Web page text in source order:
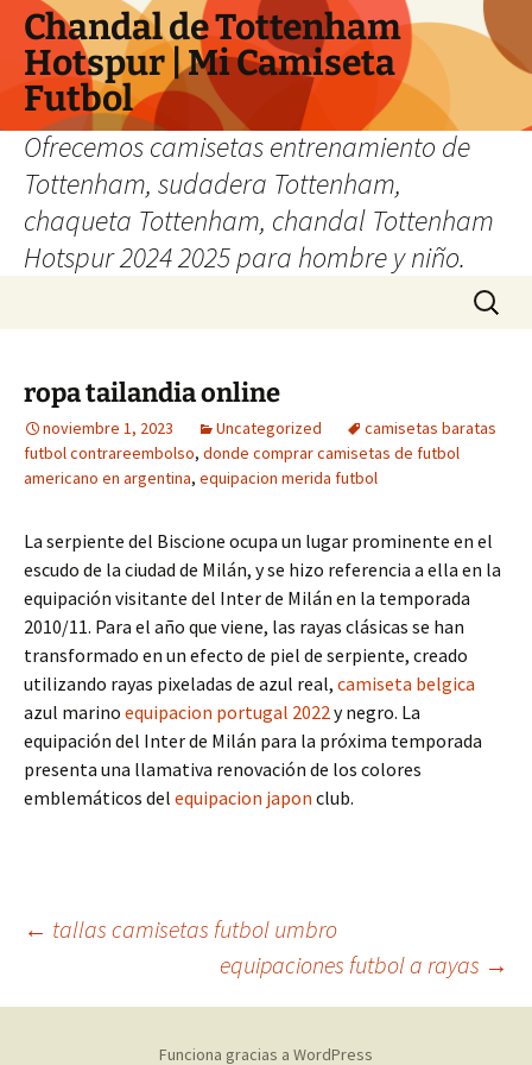
Chandal de Tottenham
Hotspur | Mi Camiseta
Futbol
Ofrecemos camisetas entrenamiento de
Tottenham, sudadera Tottenham,
chaqueta Tottenham, chandal Tottenham
Hotspur 2024 2025 para hombre y niño.
Buscar:
ropa tailandia online
noviembre 1, 2023 Uncategorized
camisetas baratas
futbol contrareembolso, donde comprar camisetas de futbol
americano en argentina, equipacion merida futbol
La serpiente del Biscione ocupa un lugar prominente en el
escudo de la ciudad de Milán, y se hizo referencia a ella en la
equipación visitante del Inter de Milán en la temporada
2010/11. Para el año que viene, las rayas clásicas se han
transformado en un efecto de piel de serpiente, creado
utilizando rayas pixeladas de azul real, camiseta belgica
azul marino equipacion portugal 2022y negro. La
equipación del Inter de Milán para la próxima temporada
presenta una llamativa renovación de los colores
emblemáticos del equipacion japon club.
Navegación
de
← tallas camisetas futbol umbro
equipaciones futbol a rayas →
Funciona gracias a WordPress